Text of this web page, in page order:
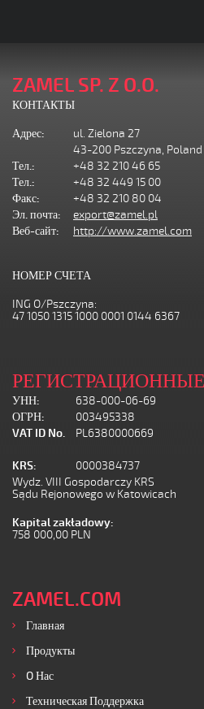
ZAMEL SP. Z O.O.
КОНТАКТЫ
Адрес:
ul. Zielona 27
43-200 Pszczyna, Poland
Тел.:
+48 32 210 46 65
Тел.:
+48 32 449 15 00
Факс:
+48 32 210 80 04
Эл. почта:
export@zamel.pl
Веб-сайт:
http://www.zamel.com
НОМЕР СЧЕТА
ING O/Pszczyna:
47 1050 1315 1000 0001 0144 6367
УНН:
638-000-06-69
ОГРН:
003495338
VAT ID No.
PL6380000669
KRS:
0000384737
Wydz. VIII Gospodarczy KRS
Sądu Rejonowego w Katowicach
Kapital zakładowy:
758 000,00 PLN
ZAMEL.COM
Главная
Продукты
O Нас
Техническая Поддержка